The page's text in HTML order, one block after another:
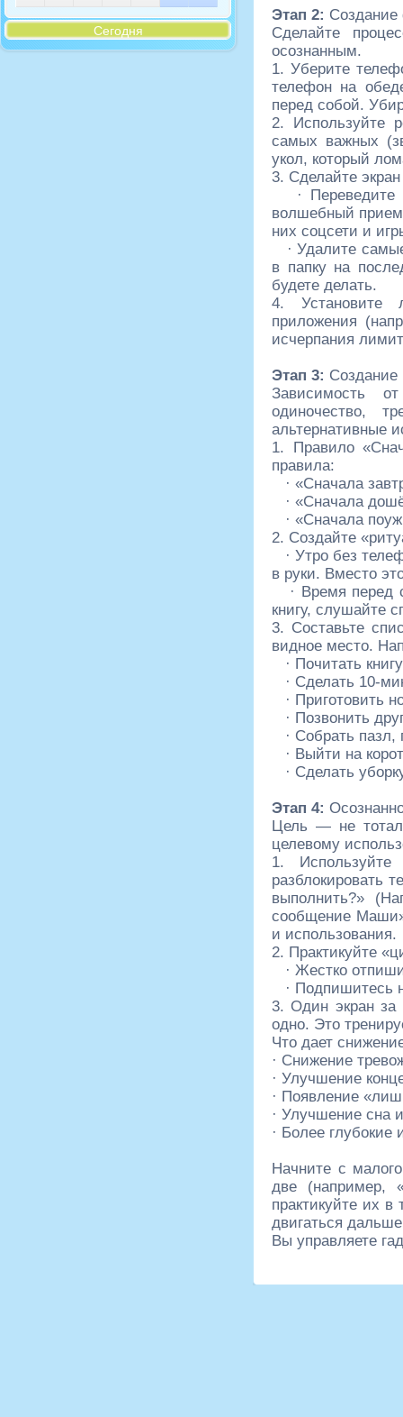
Сегодня
Этап 2:
Сделайте
осознанным.
1. Уберите
телефон на
перед собой.
2. Используйте
самых важных
укол, который
3. Сделайте
·
волшебный
них соцсети и
· Удалите
в папку на
будете делать.
4.
приложения
исчерпания
Этап 3: Создание
Зависимость
одиночество,
альтернативные
1. Правило
правила:
· «Сначала
· «Сначала
· «Сначала
2. Создайте
· Утро без
в руки. Вместо
· Время перед
книгу, слушайте
3. Составьте
видное место.
· Почитать
· Сделать 10-
· Приготовить
· Позвонить
· Собрать пазл,
· Выйти на
· Сделать
Этап 4:
Цель — не
целевому
1.
разблокировать
выполнить?»
сообщение
и использования.
2. Практикуйте
· Жестко
· Подпишитесь
3. Один экран за
одно. Это
Что дает
· Снижение
· Улучшение
· Появление
· Улучшение сна
· Более
Начните с
две (например,
практикуйте их
двигаться
Вы управляете